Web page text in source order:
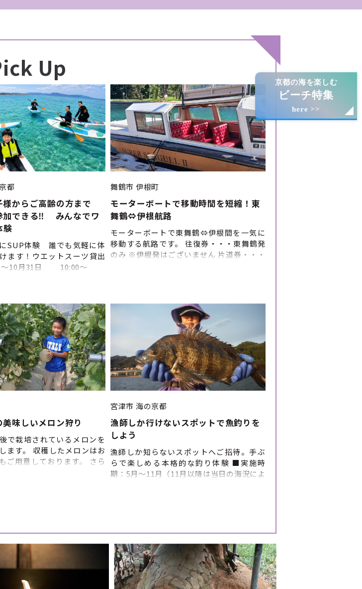
京都の海を楽しむ
ビーチ特集
here >>
Up
都
様からご高齢の方まで
加できる‼ みんなでワ
験
SUP体験 誰でも気軽に体
ます！ウエットスーツ貸出
～10月31日 10:00～
室、シャワー、無料鍵付き
駐車場は店舗そばにありま
体験しないお連れ様も休憩
ースあり
舞鶴市 伊根町
モーターボートで移動時間を短縮！東
舞鶴⇔伊根航路
モーターボートで東舞鶴⇔伊根間を一気に
移動する航路です。 往復券・・・東舞鶴発
のみ ※伊根発はございません 片道券・・・
味しいメロン狩り
で栽培されているメロンを
ます。 収穫したメロンはお
ご用意しております。 さら
め、終了/解散 金・土・
宮津市 海の京都
漁師しか行けないスポットで魚釣りを
しよう
漁師しか知らないスポットへご招待。手ぶ
らで楽しめる本格的な釣り体験 ■実施時
期：5月～11月（11月以降は当日の海況によ
朝の部（5:15集合・5時30分ごろ出発）
午後の部（15:45集合・16時ごろ出発）
※天候により漁師の判断で中止になる可能
性があります ※暑さの状況により開始時間